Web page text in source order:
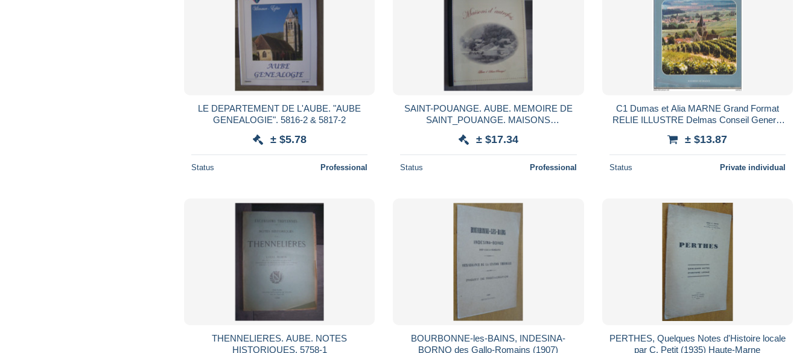
LE DEPARTEMENT DE L'AUBE. "AUBE
GENEALOGIE". 5816-2 & 5817-2
± $5.78
Status Professional
SAINT-POUANGE. AUBE. MEMOIRE DE
SAINT_POUANGE. MAISONS
± $17.34
Status Professional
C1 Dumas et Alia MARNE Grand Format
RELIE ILLUSTRE Delmas Conseil General
± $13.87
Status Private individual
THENNELIERES. AUBE. NOTES
HISTORIQUES. 5758-1
BOURBONNE-les-BAINS, INDESINA-
BORNO des Gallo-Romains (1907)
PERTHES, Quelques Notes d'Histoire locale
par C. Petit (1935) Haute-Marne